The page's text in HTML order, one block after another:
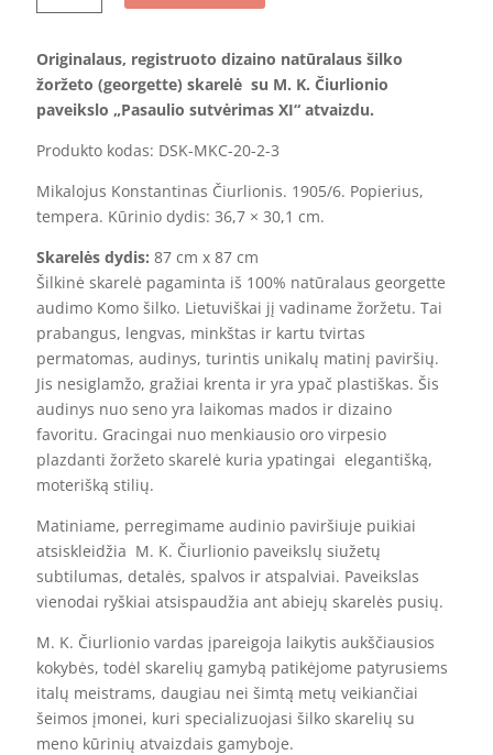
Šilkinė
skarelė
–
„Pasaulio
Originalaus, registruoto dizaino natūralaus šilko
žoržeto (georgette) skarelė su M. K. Čiurlionio
paveikslo „Pasaulio sutvėrimas XI“ atvaizdu.
Produkto kodas: DSK-MKC-20-2-3
Mikalojus Konstantinas Čiurlionis. 1905/6. Popierius,
tempera. Kūrinio dydis: 36,7 × 30,1 cm.
Skarelės dydis: 87 cm x 87 cm
Šilkinė skarelė pagaminta iš 100% natūralaus georgette
audimo Komo šilko. Lietuviškai jį vadiname žoržetu. Tai
prabangus, lengvas, minkštas ir kartu tvirtas
permatomas, audinys, turintis unikalų matinį paviršių.
Jis nesiglamžo, gražiai krenta ir yra ypač plastiškas. Šis
audinys nuo seno yra laikomas mados ir dizaino
favoritu. Gracingai nuo menkiausio oro virpesio
plazdanti žoržeto skarelė kuria ypatingai elegantišką,
moterišką stilių.
Matiniame, perregimame audinio paviršiuje puikiai
atsiskleidžia M. K. Čiurlionio paveikslų siužetų
subtilumas, detalės, spalvos ir atspalviai. Paveikslas
vienodai ryškiai atsispaudžia ant abiejų skarelės pusių.
M. K. Čiurlionio vardas įpareigoja laikytis aukščiausios
kokybės, todėl skarelių gamybą patikėjome patyrusiems
italų meistrams, daugiau nei šimtą metų veikiančiai
šeimos įmonei, kuri specializuojasi šilko skarelių su
meno kūrinių atvaizdais gamyboje.